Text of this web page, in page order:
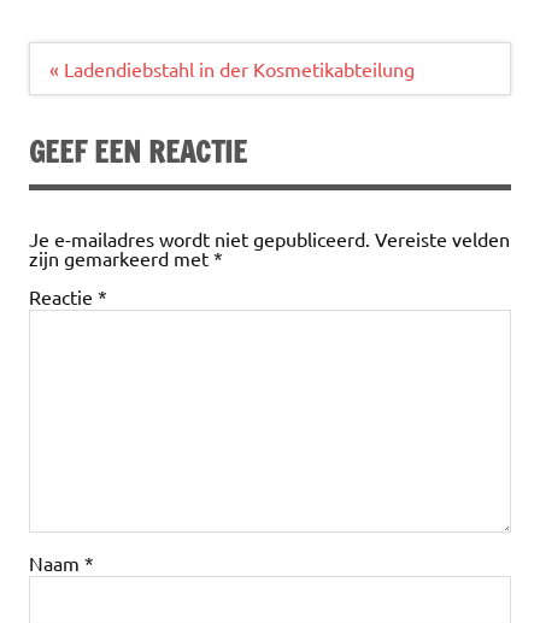
Bericht
« Ladendiebstahl in der Kosmetikabteilung
GEEF EEN REACTIE
Je e-mailadres wordt niet gepubliceerd. Vereiste velden
zijn gemarkeerd met *
Reactie *
Naam *